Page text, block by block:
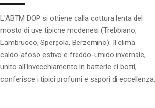
L'ABTM DOP si ottiene dalla cottura lenta del
mosto di uve tipiche modenesi (Trebbiano,
Lambrusco, Spergola, Berzemino). Il clima
caldo-afoso estivo e freddo-umido invernale,
unito all'invecchiamento in batterie di botti,
conferisce i tipici profumi e sapori di eccellenza.